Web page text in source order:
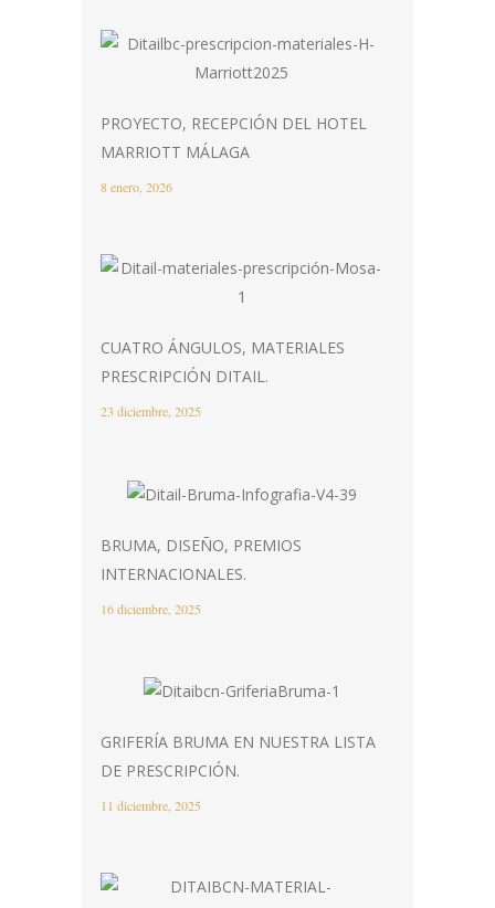
PROYECTO, RECEPCIÓN DEL HOTEL
MARRIOTT MÁLAGA
8 enero, 2026
CUATRO ÁNGULOS, MATERIALES
PRESCRIPCIÓN DITAIL.
23 diciembre, 2025
BRUMA, DISEÑO, PREMIOS
INTERNACIONALES.
16 diciembre, 2025
GRIFERÍA BRUMA EN NUESTRA LISTA
DE PRESCRIPCIÓN.
11 diciembre, 2025